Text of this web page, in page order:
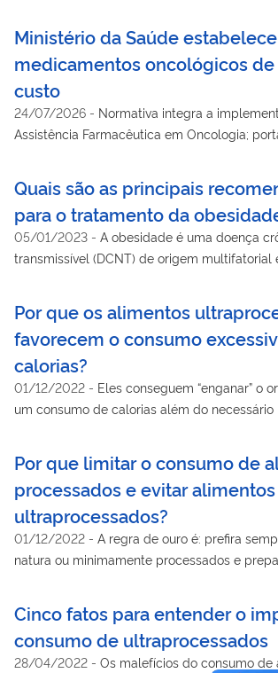
Ministério da Saúde
medicamentos oncológicos
custo
24/07/2026 - Normativa integra a
Assistência Farmacêutica em Oncologia;
Quais são as principais
para o tratamento da
05/01/2023 - A obesidade é uma doença
transmissível (DCNT) de origem multifatorial
Por que os alimentos
favorecem o consumo
calorias?
01/12/2022 - Eles conseguem “enganar” o
um consumo de calorias além do necessário
Por que limitar o consumo de
processados e evitar alimentos
ultraprocessados?
01/12/2022 - A regra de ouro é: prefira
natura ou minimamente processados e
Cinco fatos para entender o
consumo de ultraprocessados
28/04/2022 - Os malefícios do consumo de